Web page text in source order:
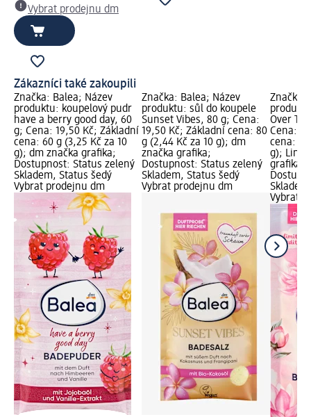
Vybrat prodejnu dm
Zákazníci také zakoupili
Značka: Balea; Název
produktu: koupelový pudr
have a berry good day, 60
g; Cena: 19,50 Kč; Základní
cena: 60 g (3,25 Kč za 10
g); dm značka grafika;
Dostupnost: Status zelený
Skladem, Status šedý
Vybrat prodejnu dm
Značka: Balea; Název
produktu: sůl do koupele
Sunset Vibes, 80 g; Cena:
19,50 Kč; Základní cena: 80
g (2,44 Kč za 10 g); dm
značka grafika;
Dostupnost: Status zelený
Skladem, Status šedý
Vybrat prodejnu dm
Značka:
Over
Cena:
cena: 80
g);
grafika,
Vybrat